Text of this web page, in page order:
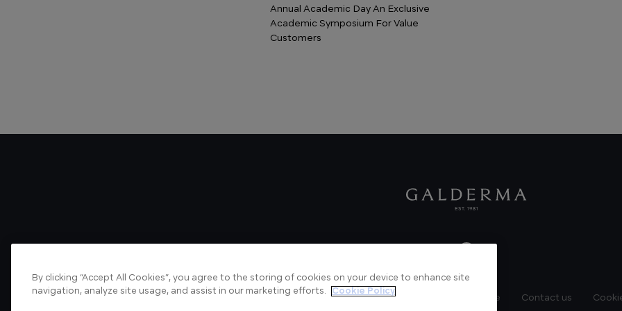
Annual Academic Day An Exclusive
Academic Symposium For Value
Customers
Articles News Videos Verified Certificate Contact us
By clicking “Accept All Cookies”, you agree to the storing of cookies on your device to enhance site
navigation, analyze site usage, and assist in our marketing efforts.
Cookie Policy